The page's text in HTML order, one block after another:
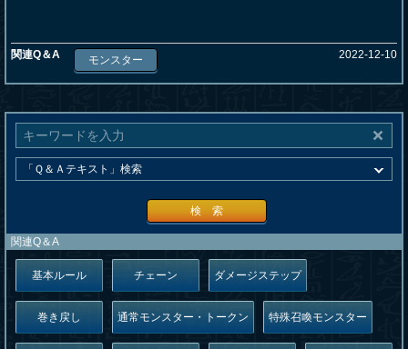
関連Q＆A モンスター 2022-12-10
検 索
関連Q＆A
基本ルール チェーン ダメージステップ
巻き戻し 通常モンスター・トークン 特殊召喚モンスター